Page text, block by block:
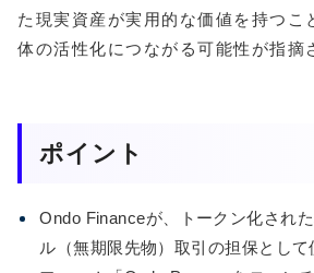
た現実資産が実用的な価値を持つこ
体の活性化につながる可能性が指摘
ポイント
Ondo Financeが、トークン化され
ル（無期限先物）取引の担保として